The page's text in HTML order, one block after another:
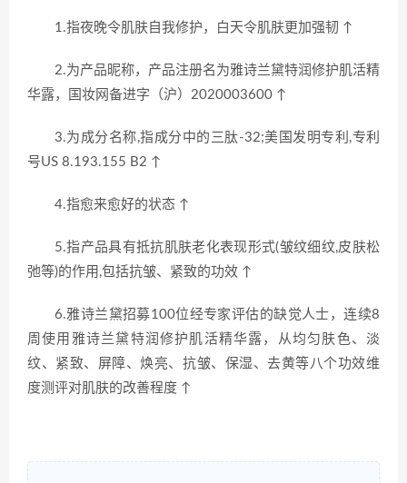
1.指夜晚令肌肤自我修护，白天令肌肤更加强韧 ↑
2.为产品昵称，产品注册名为雅诗兰黛特润修护肌活精
华露，国妆网备进字（沪）2020003600 ↑
3.为成分名称,指成分中的三肽-32;美国发明专利,专利
号US 8.193.155 B2 ↑
4.指愈来愈好的状态 ↑
5.指产品具有抵抗肌肤老化表现形式(皱纹细纹,皮肤松
弛等)的作用,包括抗皱、紧致的功效 ↑
6.雅诗兰黛招募100位经专家评估的缺觉人士，连续8
周使用雅诗兰黛特润修护肌活精华露，从均匀肤色、淡
纹、紧致、屏障、焕亮、抗皱、保湿、去黄等八个功效维
度测评对肌肤的改善程度 ↑